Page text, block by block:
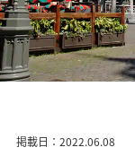
掲載日：2022.06.08